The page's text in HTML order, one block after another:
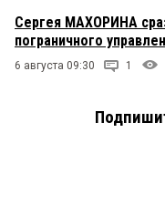
Сергея МАХОРИНА
пограничного
6 августа 09:30 1